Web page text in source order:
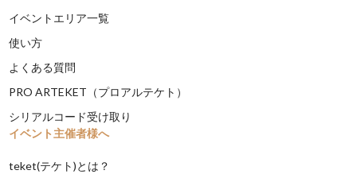
イベントエリア一覧
使い方
よくある質問
PRO ARTEKET（プロアルテケト）
シリアルコード受け取り
イベント主催者様へ
teket(テケト)とは？